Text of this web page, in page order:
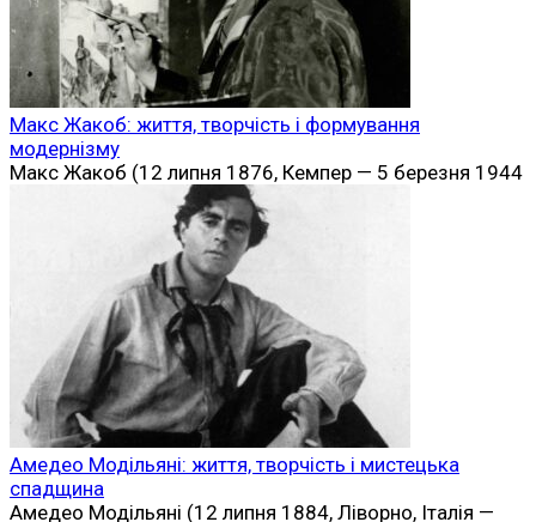
Макс Жакоб: життя, творчість і формування
модернізму
Макс Жакоб (12 липня 1876, Кемпер — 5 березня 1944
Амедео Модільяні: життя, творчість і мистецька
спадщина
Амедео Модільяні (12 липня 1884, Ліворно, Італія —